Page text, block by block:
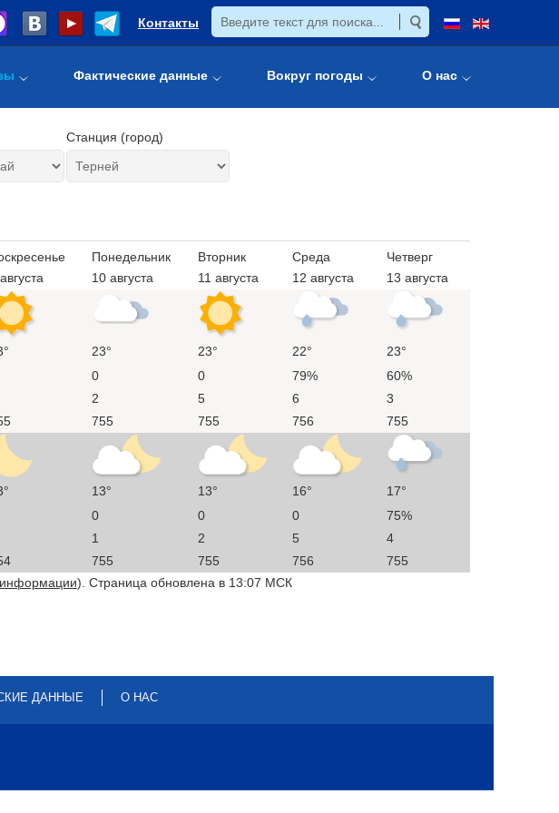
Контакты
Фактические данные Вокруг погоды О нас
Станция (город)
Понедельник
10 августа
Вторник
11 августа
Среда
12 августа
Четверг
13 августа
23° 23° 22°
23°
0 0 79%
60%
2 5 6
3
755 755 756 755
13° 13° 16°
17°
0 0 0
75%
1 2 5
4
755 755 756
755
информации). Страница обновлена в 13:07 МСК
ДАННЫЕ О НАС